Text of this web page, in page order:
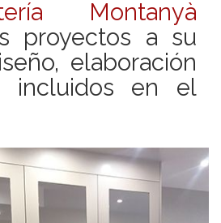
Montanyà
proyectos a su
elaboración
incluidos en el